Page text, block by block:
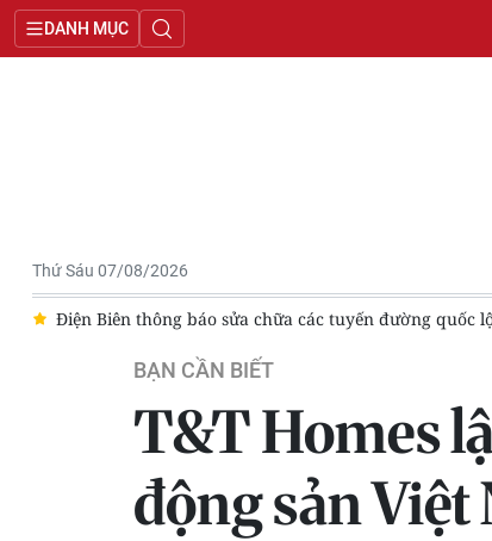
DANH MỤC
Thứ Sáu 07/08/2026
Công ty Cổ phần Xây dựng Bắc Trung Nam:
BẠN CẦN BIẾT
T&T Homes
động sản